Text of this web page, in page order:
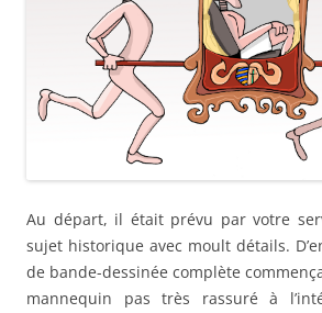
Au départ, il était prévu par votre
sujet historique avec moult détails.
de bande-dessinée complète
mannequin pas très rassuré à